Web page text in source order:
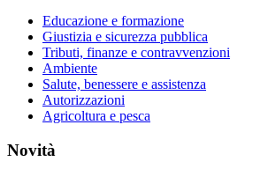
Educazione e formazione
Giustizia e sicurezza pubblica
Tributi, finanze e contravvenzioni
Ambiente
Salute, benessere e assistenza
Autorizzazioni
Agricoltura e pesca
Novità